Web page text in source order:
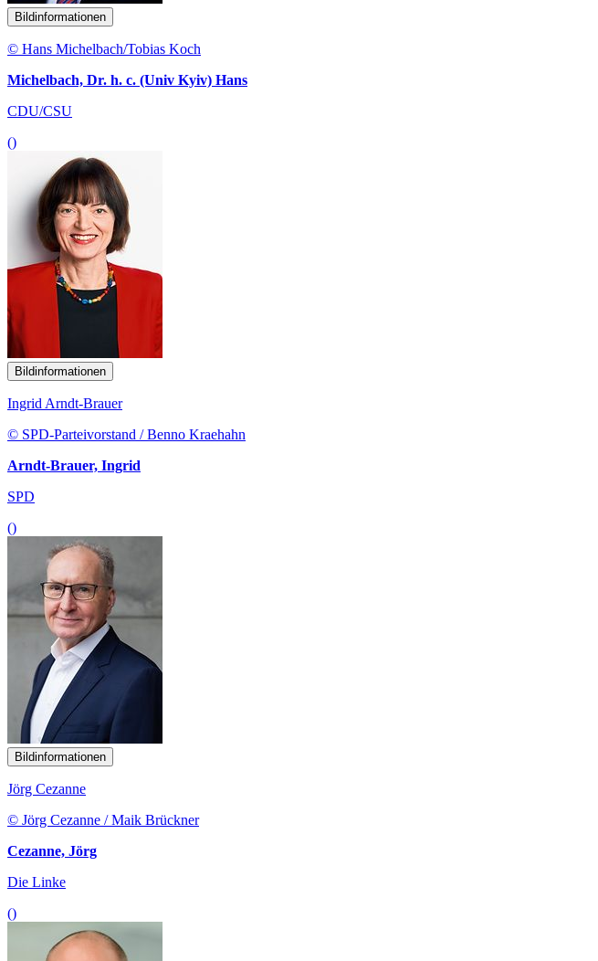
Bildinformationen
© Hans Michelbach/Tobias Koch
Michelbach, Dr. h. c. (Univ Kyiv) Hans
CDU/CSU
()
Bildinformationen
Ingrid Arndt-Brauer
© SPD-Parteivorstand / Benno Kraehahn
Arndt-Brauer, Ingrid
SPD
()
Bildinformationen
Jörg Cezanne
© Jörg Cezanne / Maik Brückner
Cezanne, Jörg
Die Linke
()